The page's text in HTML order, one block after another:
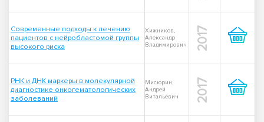
Современные подходы к лечению
пациентов с нейробластомой группы
высокого риска
Хижников,
Александр
Владимирович
2017
РНК и ДНК маркеры в молекулярной
диагностике онкогематологических
заболеваний
Мисюрин,
Андрей
Витальевич
2017